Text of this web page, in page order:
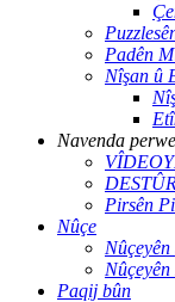
Padên
Nîşan û
Navenda
Pirsên
Nûçe
Nûçeyên
Paqij bûn